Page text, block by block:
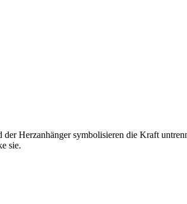
Herzanhänger symbolisieren die Kraft
sie.